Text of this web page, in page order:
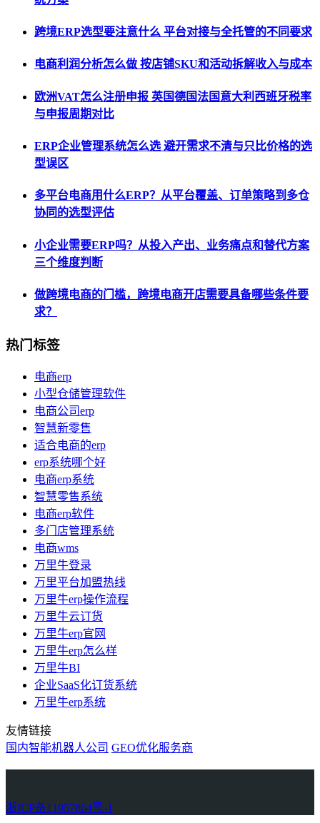
跨境ERP选型要注意什么 平台对接与全托管的不同要求
电商利润分析怎么做 按店铺SKU和活动拆解收入与成本
欧洲VAT怎么注册申报 英国德国法国意大利西班牙税率
与申报周期对比
ERP企业管理系统怎么选 避开需求不清与只比价格的选
型误区
多平台电商用什么ERP？从平台覆盖、订单策略到多仓
协同的选型评估
小企业需要ERP吗？从投入产出、业务痛点和替代方案
三个维度判断
做跨境电商的门槛，跨境电商开店需要具备哪些条件要
求？
热门标签
电商erp
小型仓储管理软件
电商公司erp
智慧新零售
适合电商的erp
erp系统哪个好
电商erp系统
智慧零售系统
电商erp软件
多门店管理系统
电商wms
万里牛登录
万里平台加盟热线
万里牛erp操作流程
万里牛云订货
万里牛erp官网
万里牛erp怎么样
万里牛BI
企业SaaS化订货系统
万里牛erp系统
友情链接
国内智能机器人公司 GEO优化服务商
浙ICP备11057864号-1